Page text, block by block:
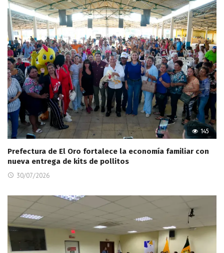
145
Prefectura de El Oro fortalece la economía familiar con
nueva entrega de kits de pollitos
30/07/2026